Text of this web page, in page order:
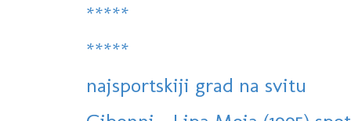
*****
*****
najsportskiji grad na svitu